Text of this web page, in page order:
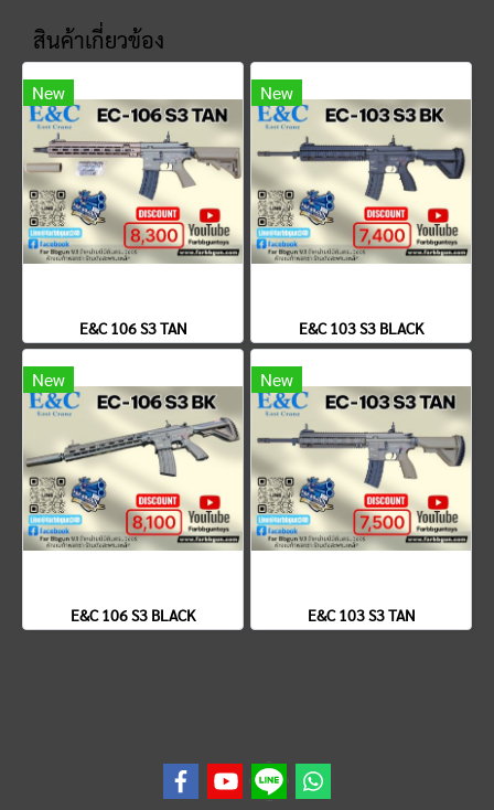
สินค้าเกี่ยวข้อง
New
E&C 106 S3 TAN
New
E&C 103 S3 BLACK
New
E&C 106 S3 BLACK
New
E&C 103 S3 TAN